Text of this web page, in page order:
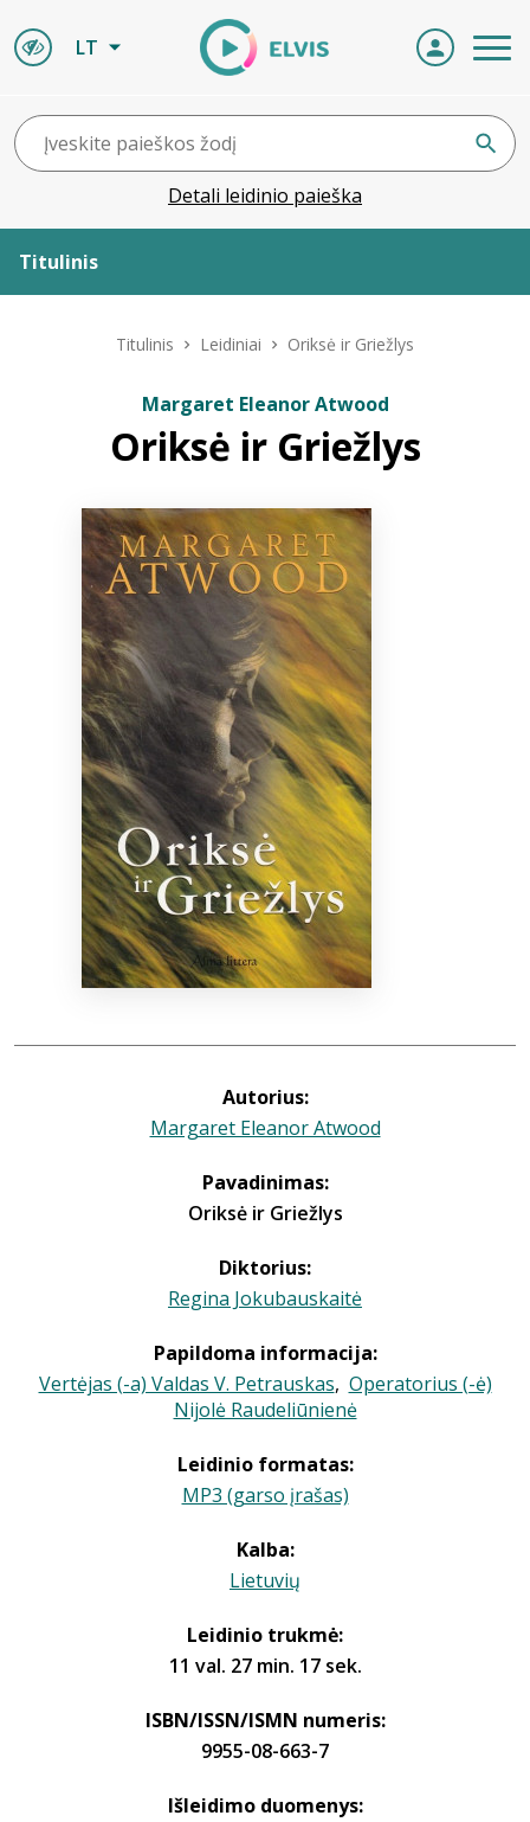
LT
Detali leidinio paieška
Titulinis
ELVIS atvyksta
Naujienos
Bibliotekoms
+370 667 80 541
info@elvislab.lt
Titulinis Leidiniai Oriksė ir Griežlys
Margaret Eleanor Atwood
Oriksė ir Griežlys
Autorius:
Margaret Eleanor Atwood
Pavadinimas:
Oriksė ir Griežlys
Diktorius:
Regina Jokubauskaitė
Papildoma informacija:
Vertėjas (-a) Valdas V. Petrauskas, Operatorius (-ė)
Nijolė Raudeliūnienė
Leidinio formatas:
MP3 (garso įrašas)
Kalba:
Lietuvių
Leidinio trukmė:
11 val. 27 min. 17 sek.
ISBN/ISSN/ISMN numeris:
9955-08-663-7
Išleidimo duomenys: